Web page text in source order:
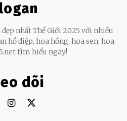
nhất Thế Giới 2025 với nhiều
hồ điệp, hoa hồng, hoa sen, hoa
tìm hiểu ngay!
dõi